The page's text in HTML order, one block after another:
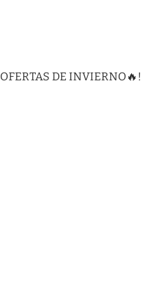
OFERTAS DE INVIERNO🔥!